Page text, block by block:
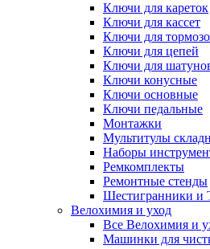
Ключи для кареток
Ключи для кассет
Ключи для
Ключи для цепей
Ключи для
Ключи конусные
Ключи основные
Ключи педальные
Монтажки
Мультитулы
Наборы
Ремкомплекты
Ремонтные стенды
Шестигранники и
Велохимия и уход
Все Велохимия и
Машинки для